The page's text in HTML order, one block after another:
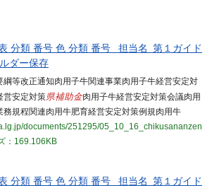
分類 番号 色 分類 番号 担当名 第１ガイド
ダー保存
等改正通知肉用子牛関連事業肉用子牛経営安定対
営安定対策県補助金肉用子牛経営安定対策会議肉用
規程関連肉用牛肥育経営安定対策例規肉用牛
documents/251295/05_10_16_chikusananzen
：169.106KB
分類 番号 色 分類 番号 担当名 第１ガイド